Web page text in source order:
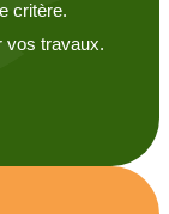
critère.
vos travaux.